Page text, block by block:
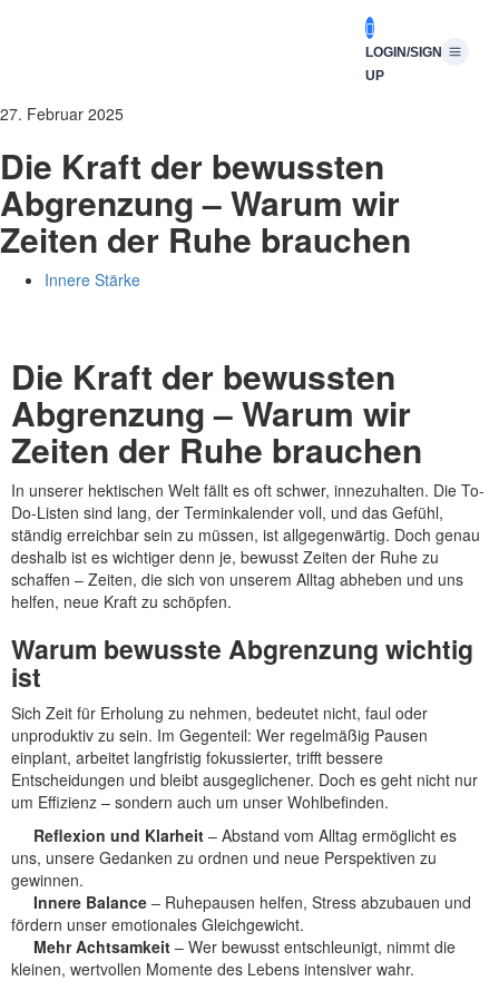
LOGIN/SIGN
UP
27. Februar 2025
Die Kraft der bewussten
Abgrenzung – Warum wir
Zeiten der Ruhe brauchen
Innere Stärke
Die Kraft der bewussten
Abgrenzung – Warum wir
Zeiten der Ruhe brauchen
In unserer hektischen Welt fällt es oft schwer, innezuhalten. Die To-
Do-Listen sind lang, der Terminkalender voll, und das Gefühl,
ständig erreichbar sein zu müssen, ist allgegenwärtig. Doch genau
deshalb ist es wichtiger denn je, bewusst Zeiten der Ruhe zu
schaffen – Zeiten, die sich von unserem Alltag abheben und uns
helfen, neue Kraft zu schöpfen.
Warum bewusste Abgrenzung wichtig
ist
Sich Zeit für Erholung zu nehmen, bedeutet nicht, faul oder
unproduktiv zu sein. Im Gegenteil: Wer regelmäßig Pausen
einplant, arbeitet langfristig fokussierter, trifft bessere
Entscheidungen und bleibt ausgeglichener. Doch es geht nicht nur
um Effizienz – sondern auch um unser Wohlbefinden.
Reflexion und Klarheit– Abstand vom Alltag ermöglicht es
uns, unsere Gedanken zu ordnen und neue Perspektiven zu
gewinnen.
Innere Balance– Ruhepausen helfen, Stress abzubauen und
fördern unser emotionales Gleichgewicht.
Mehr Achtsamkeit– Wer bewusst entschleunigt, nimmt die
kleinen, wertvollen Momente des Lebens intensiver wahr.